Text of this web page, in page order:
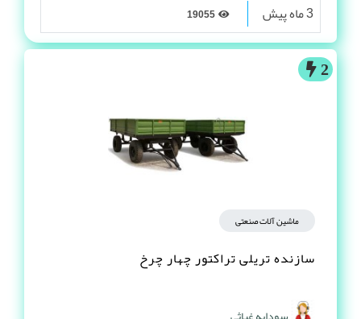
3 ماه پیش
2
ماشین آلات صنعتی
سازنده تریلی تراکتور چهار چرخ